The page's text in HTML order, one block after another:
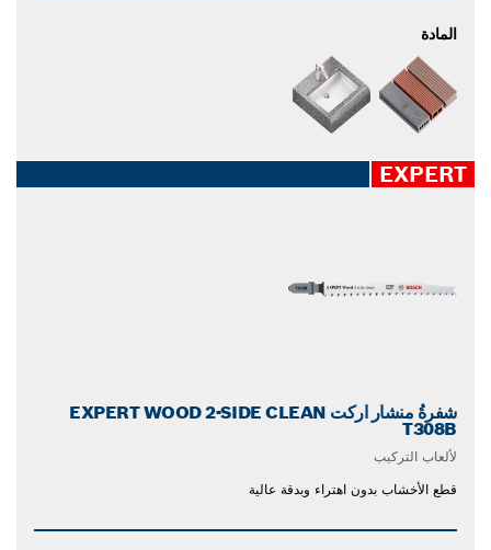
المادة
EXPERT
شفرةُ منشار اركت EXPERT WOOD 2-SIDE CLEAN
T308B
لألعاب التركيب
قطع الأخشاب بدون اهتراء وبدقة عالية